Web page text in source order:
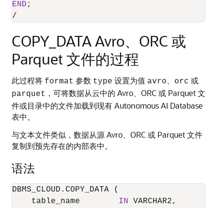
END
/
COPY_DATA Avro、ORC 或
Parquet 文件的过程
此过程将 format 参数 type 设置为值 avro orc 或
parquet ，可将数据从云中的 Avro、ORC 或 Parquet 文
件或目录中的文件加载到现有 Autonomous AI Database
表中。
与文本文件类似，数据从源 Avro、ORC 或 Parquet 文件
复制到预先存在的内部表中。
语法
DBMS_CLOUD.COPY_DATA (
    table_name
IN VARCHAR2,